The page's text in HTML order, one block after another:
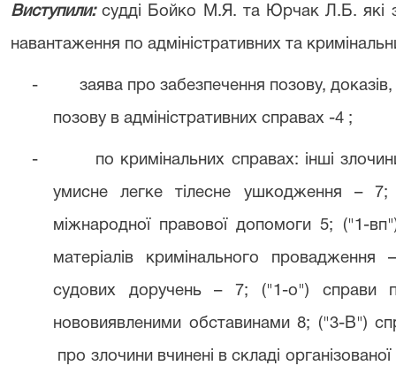
Виступили:судді Бойко М.Я. та Юрчак Л.Б. які
навантаження по адміністративних та
- заява про забезпечення позову,
позову в адміністративних справах -4 ;
- по кримінальних справах: інші
умисне легке тілесне ушкодження –
міжнародної правової допомоги 5; ("1-
матеріалів кримінального
судових доручень – 7; ("1-о") справи
нововиявленими обставинами 8; ("3-В")
про злочини вчинені в складі